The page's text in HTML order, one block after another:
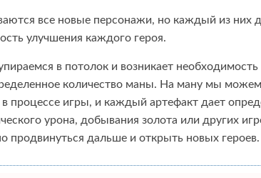
все новые персонажи, но каждый из них
улучшения каждого героя.
в потолок и возникает
количество маны. На ману мы
процессе игры, и каждый артефакт дает
урона, добывания золота или других
продвинуться дальше и открыть новых героев.